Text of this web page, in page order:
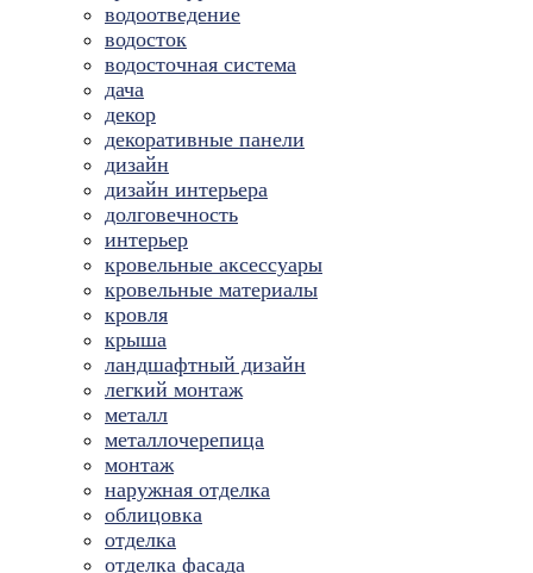
водоотведение
водосток
водосточная система
дача
декор
декоративные панели
дизайн
дизайн интерьера
долговечность
интерьер
кровельные аксессуары
кровельные материалы
кровля
крыша
ландшафтный дизайн
легкий монтаж
металл
металлочерепица
монтаж
наружная отделка
облицовка
отделка
отделка фасада